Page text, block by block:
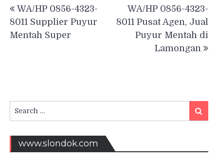
navigation
WA/HP 0856-4323-
8011 Supplier Puyur
Mentah Super
WA/HP 0856-4323-
8011 Pusat Agen, Jual
Puyur Mentah di
Lamongan
for:
Search
www.slondok.com